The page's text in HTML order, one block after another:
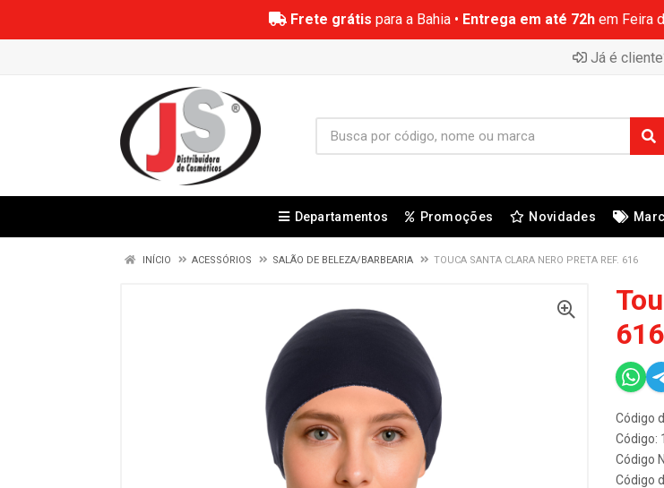
Frete grátis para a Bahia • Entrega em até 72hem Feira
Já é
Departamentos Promoções Novidades
INÍCIO ACESSÓRIOS SALÃO DE BELEZA/BARBEARIA TOUCA SANTA CLARA NERO PRETA REF. 616
616
Código
Código:
Código
Código